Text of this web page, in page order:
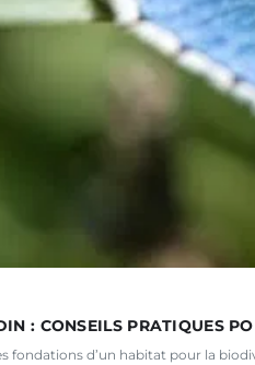
: CONSEILS PRATIQUES
fondations d’un habitat pour la